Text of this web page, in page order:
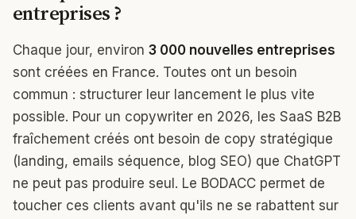
entreprises ?
Chaque jour, environ 3 000 nouvelles entreprises
sont créées en France. Toutes ont un besoin
commun : structurer leur lancement le plus vite
possible. Pour un copywriter en 2026, les SaaS B2B
fraîchement créés ont besoin de copy stratégique
(landing, emails séquence, blog SEO) que ChatGPT
ne peut pas produire seul. Le BODACC permet de
toucher ces clients avant qu'ils ne se rabattent sur